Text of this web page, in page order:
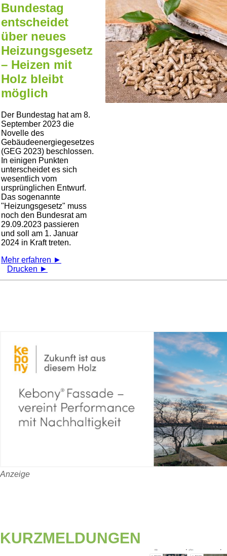
Bundestag
entscheidet
über neues
Heizungsgesetz
– Heizen mit
Holz bleibt
möglich
Der Bundestag hat am 8.
September 2023 die
Novelle des
Gebäudeenergiegesetzes
(GEG 2023) beschlossen.
In einigen Punkten
unterscheidet es sich
wesentlich vom
ursprünglichen Entwurf.
Das sogenannte
Heizungsgesetz
muss
noch den Bundesrat am
29.09.2023 passieren
und soll am 1. Januar
2024 in Kraft treten.
Mehr erfahren ►
Drucken ►
Anzeige
KURZMELDUNGEN